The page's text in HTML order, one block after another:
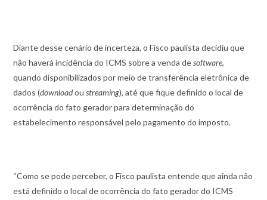
Diante desse cenário de incerteza, o Fisco paulista decidiu que
não haverá incidência do ICMS sobre a venda desoftware,
quando disponibilizados por meio de transferência eletrônica de
dados (downloadoustreaming), até que fique definido o local de
ocorrência do fato gerador para determinação do
estabelecimento responsável pelo pagamento do imposto.
“Como se pode perceber, o Fisco paulista entende que ainda não
está definido o local de ocorrência do fato gerador do ICMS